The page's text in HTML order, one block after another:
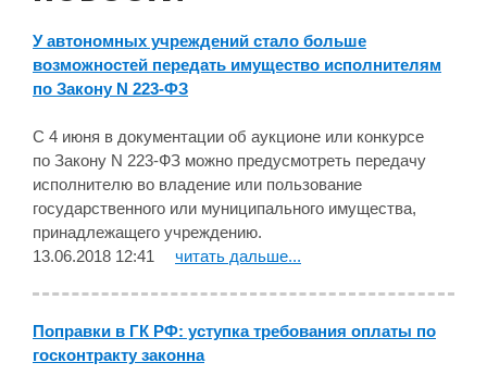
У автономных учреждений стало больше
возможностей передать имущество исполнителям
по Закону N 223-ФЗ
С 4 июня в документации об аукционе или конкурсе
по Закону N 223-ФЗ можно предусмотреть передачу
исполнителю во владение или пользование
государственного или муниципального имущества,
принадлежащего учреждению.
13.06.2018 12:41
читать дальше...
Поправки в ГК РФ: уступка требования оплаты по
госконтракту законна